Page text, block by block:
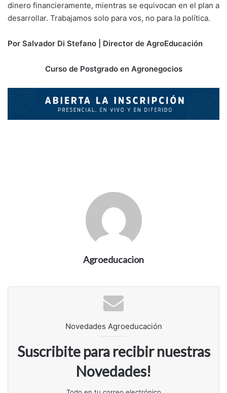
dinero financieramente, mientras se equivocan en el plan a
desarrollar. Trabajamos solo para vos, no para la política.
Por Salvador Di Stefano | Director de AgroEducación
Curso de Postgrado en Agronegocios
Agroeducacion
Novedades Agroeducación
Suscribite para recibir nuestras
Novedades!